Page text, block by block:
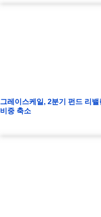
그레이스케일, 2분기 펀드 리
비중 축소